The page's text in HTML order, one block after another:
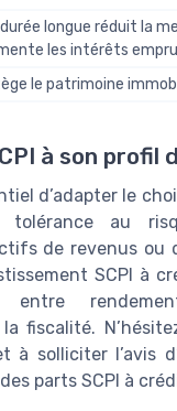
longue réduit la
les intérêts
le patrimoine
à son profil
d’adapter le
tolérance au
de revenus ou
SCPI à
entre
fiscalité.
à solliciter l’avis
parts SCPI à